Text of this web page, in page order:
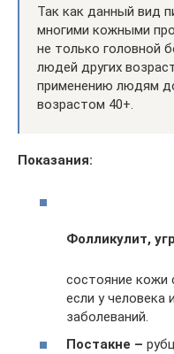
Так как данный вид
многими кожными
не только головной
людей других
применению людям
возрастом 40+.
Показания:
Фолликулит,
состояние кожи
если у человека
заболеваний.
Постакне –